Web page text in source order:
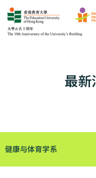
最新
健康与体育学系